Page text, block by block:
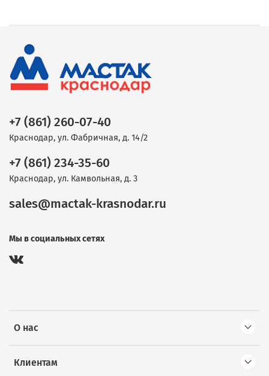
О нас
Клиентам
+7 (861) 260-07-40
Краснодар, ул. Фабричная, д. 14/2
+7 (861) 234-35-60
Краснодар, ул. Камвольная, д. 3
sales@mactak-krasnodar.ru
Мы в социальных сетях